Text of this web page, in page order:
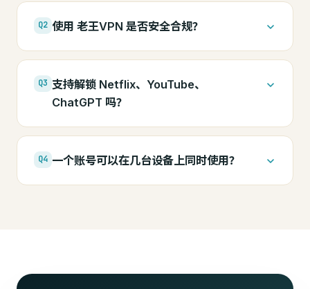
Q2 使用 老王VPN 是否安全合规？
Q3 支持解锁 Netflix、YouTube、
ChatGPT 吗？
Q4 一个账号可以在几台设备上同时使用？